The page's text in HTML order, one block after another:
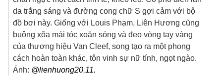
da trắng sáng và đường cong chữ S gợi cảm với bộ
đồ bơi này. Giống với Louis Phạm, Liên Hương cũng
buông xõa mái tóc xoăn sóng và đeo vòng tay vàng
của thương hiệu Van Cleef, song tạo ra một phong
cách hoàn toàn khác, tôn vinh sự nữ tính, ngọt ngào.
Ảnh: @lienhuong20.11.